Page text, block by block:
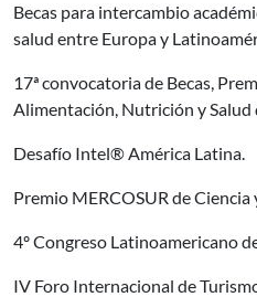
Becas para intercambio
salud entre Europa y
17ª convocatoria de Becas,
Alimentación, Nutrición y
Desafío Intel® América Latina.
Premio MERCOSUR de Ciencia
4º Congreso Latinoamericano
IV Foro Internacional de